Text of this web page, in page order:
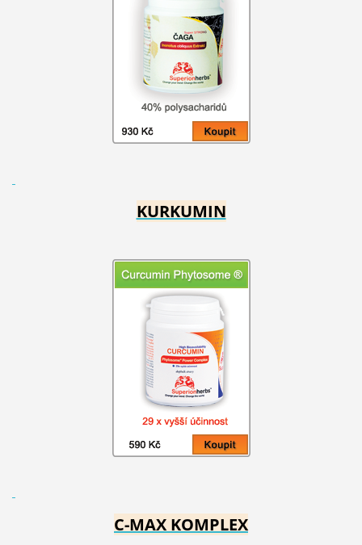
KURKUMIN
C-MAX KOMPLEX